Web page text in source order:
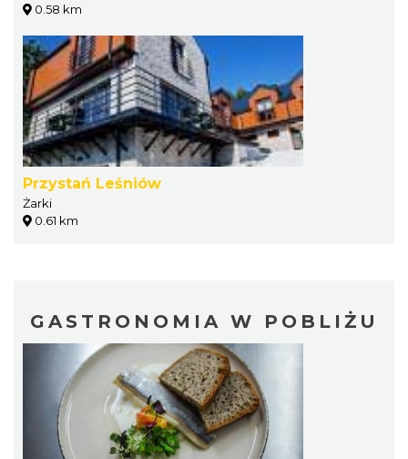
0.58 km
Przystań Leśniów
Żarki
0.61 km
GASTRONOMIA W POBLIŻU